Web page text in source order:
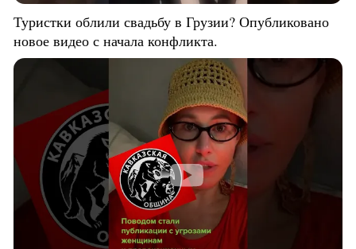
Туристки облили свадьбу в Грузии? Опубликовано
новое видео с начала конфликта.